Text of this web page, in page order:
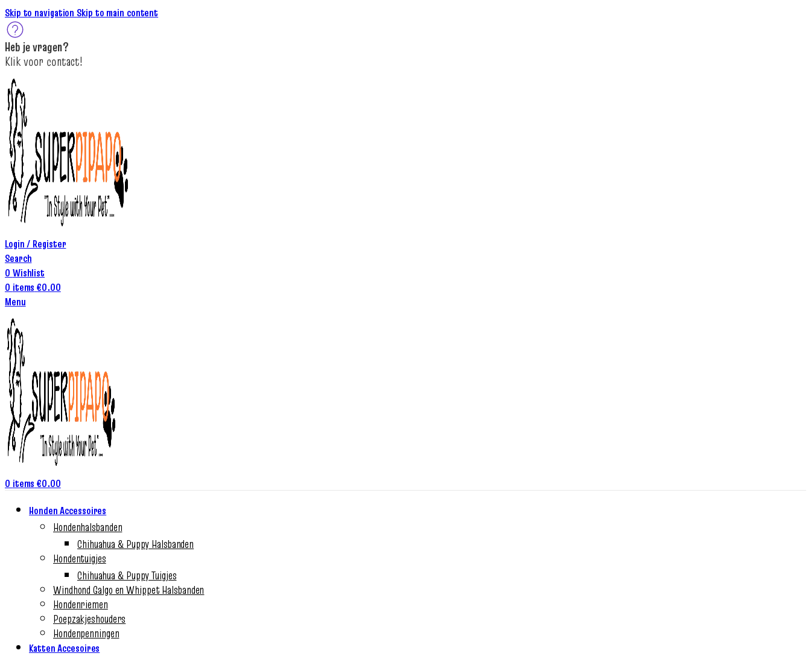
Skip to navigation Skip to main content
Heb jevragen?
Klikvoor contact!
Login / Register
Search
0 Wishlist
0 items €0.00
Menu
0 items €0.00
Honden Accessoires
Hondenhalsbanden
Chihuahua & Puppy Halsbanden
Hondentuigjes
Chihuahua & Puppy Tuigjes
Windhond Galgo en Whippet Halsbanden
Hondenriemen
Poepzakjeshouders
Hondenpenningen
Katten Accesoires